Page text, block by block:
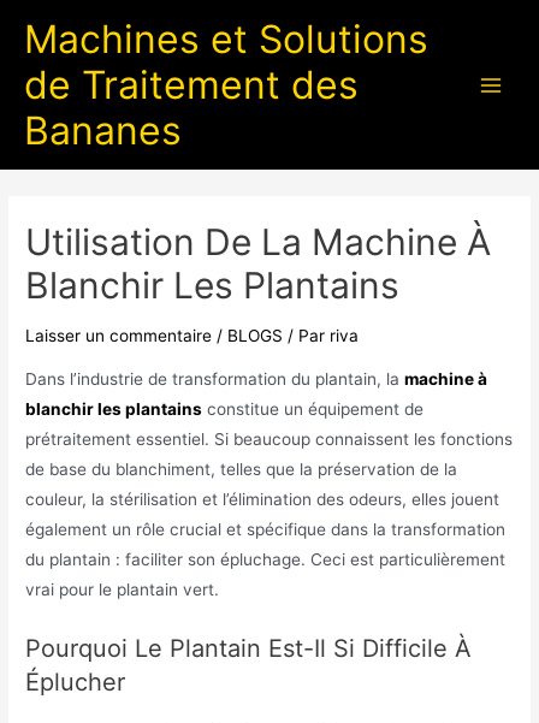
Machines et Solutions
de Traitement des
Bananes
Utilisation De La Machine À
Blanchir Les Plantains
Laisser un commentaire / BLOGS / Par riva
Dans l’industrie de transformation du plantain, lamachine à
blanchir les plantains constitue un équipement de
prétraitement essentiel. Si beaucoup connaissent les fonctions
de base du blanchiment, telles que la préservation de la
couleur, la stérilisation et l’élimination des odeurs, elles jouent
également un rôle crucial et spécifique dans la transformation
du plantain : faciliter son épluchage. Ceci est particulièrement
vrai pour le plantain vert.
Pourquoi Le Plantain Est-Il Si Difficile À
Éplucher